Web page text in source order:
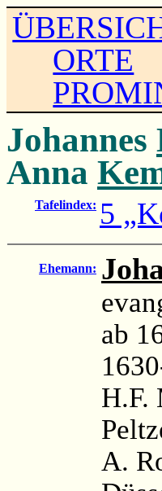
ORTE
Johannes
Anna
Tafelindex: 5
Ehemann:
ab
H.F.
A.